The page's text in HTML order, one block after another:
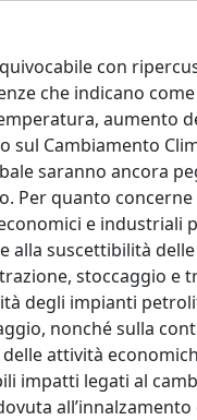
con
che indicano
aumento
Cambiamento
saranno ancora
quanto concerne
e industriali
alla suscettibilità
stoccaggio e
degli impianti
nonché sulla
attività
impatti legati al